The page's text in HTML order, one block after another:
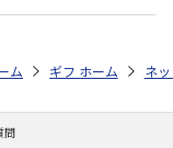
2026 お菓子・スイーツ
・夏ギフト特集 2026
トア お中元・夏ギフト
ム ギフトストア お
ホーム ネ
問